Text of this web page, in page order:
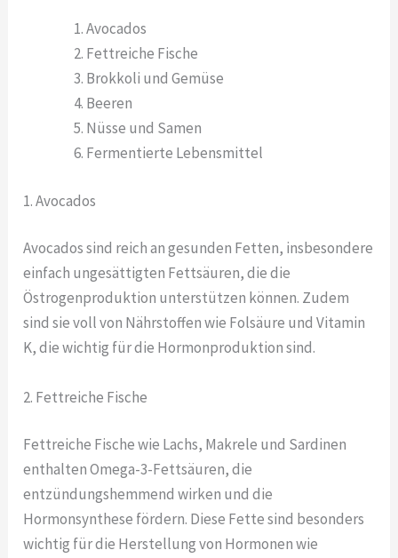
Avocados
Fettreiche Fische
Brokkoli und Gemüse
Beeren
Nüsse und Samen
Fermentierte Lebensmittel
1. Avocados
Avocados sind reich an gesunden Fetten, insbesondere
einfach ungesättigten Fettsäuren, die die
Östrogenproduktion unterstützen können. Zudem
sind sie voll von Nährstoffen wie Folsäure und Vitamin
K, die wichtig für die Hormonproduktion sind.
2. Fettreiche Fische
Fettreiche Fische wie Lachs, Makrele und Sardinen
enthalten Omega-3-Fettsäuren, die
entzündungshemmend wirken und die
Hormonsynthese fördern. Diese Fette sind besonders
wichtig für die Herstellung von Hormonen wie